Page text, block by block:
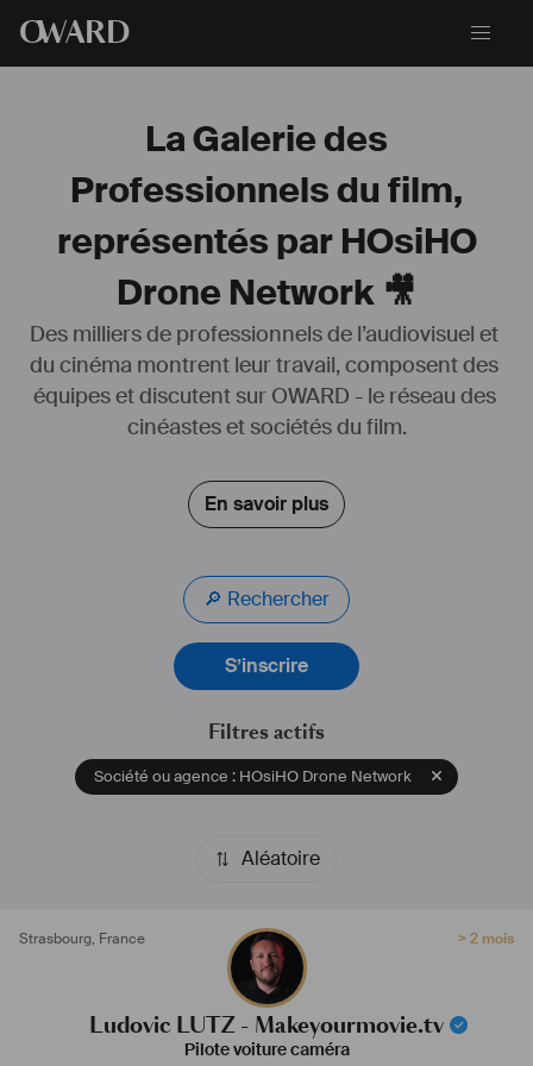
OWARD
La Galerie des
Professionnels du film,
représentés par HOsiHO
Drone Network 🎥
Des milliers de professionnels de l’audiovisuel et
du cinéma montrent leur travail, composent des
équipes et discutent sur OWARD - le réseau des
cinéastes et sociétés du film.
En savoir plus
🔎 Rechercher
S’inscrire
Filtres actifs
Société ou agence : HOsiHO Drone Network
Aléatoire
Strasbourg, France > 2 mois
Ludovic LUTZ - Makeyourmovie.tv
Pilote voiture caméra
Dirigeant de la société Make Your Movie, nous fournissons tous types
d'équipements de transport de caméra pour l'industrie du cinéma et
de la télévision.
- Ciné #Quad
- Ciné #Bike
- #Drone
- #Cable Cam
Nous fournissons également des loges, HMC et sanitaires pour vos
tournages en extérieur ainsi que des groupes électrogènes
silencieux.